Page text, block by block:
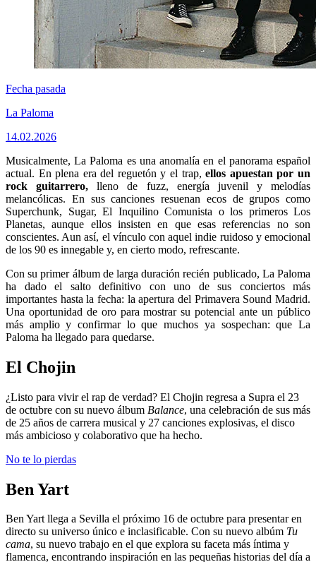
Fecha pasada
La Paloma
14.02.2026
Musicalmente, La Paloma es una anomalía en el panorama español
actual. En plena era del reguetón y el trap,ellos apuestan por un
rock guitarrero, lleno de fuzz, energía juvenil y melodías
melancólicas. En sus canciones resuenan ecos de grupos como
Superchunk, Sugar, El Inquilino Comunista o los primeros Los
Planetas, aunque ellos insisten en que esas referencias no son
conscientes. Aun así, el vínculo con aquel indie ruidoso y emocional
de los 90 es innegable y, en cierto modo, refrescante.
Con su primer álbum de larga duración recién publicado, La Paloma
ha dado el salto definitivo con uno de sus conciertos más
importantes hasta la fecha: la apertura del Primavera Sound Madrid.
Una oportunidad de oro para mostrar su potencial ante un público
más amplio y confirmar lo que muchos ya sospechan: que La
Paloma ha llegado para quedarse.
El Chojin
¿Listo para vivir el rap de verdad? El Chojin regresa a Supra el 23
de octubre con su nuevo álbum Balance, una celebración de sus más
de 25 años de carrera musical y 27 canciones explosivas, el disco
más ambicioso y colaborativo que ha hecho.
No te lo pierdas
Ben Yart
Ben Yart llega a Sevilla el próximo 16 de octubre para presentar en
directo su universo único e inclasificable. Con su nuevo albúm Tu
cama, su nuevo trabajo en el que explora su faceta más íntima y
flamenca, encontrando inspiración en las pequeñas historias del día a